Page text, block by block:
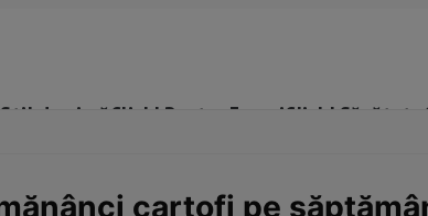
Stil de viațăClick! Pentru FemeiClick! Sănătate
cartofi pe